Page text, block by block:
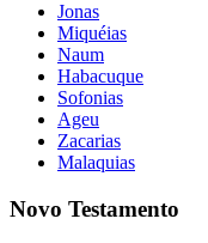
Jonas
Miquéias
Naum
Habacuque
Sofonias
Ageu
Zacarias
Malaquias
Novo Testamento